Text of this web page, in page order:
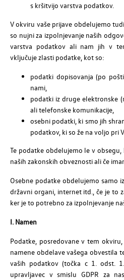
s kršitvijo varstva podatkov.
V okviru vaše prijave obdelujemo
so nujni za izpolnjevanje naših
varstva podatkov ali nam jih v
vključuje zlasti podatke, kot so:
podatki dopisovanja (po
nami,
podatki iz druge elektronske
ali telefonske komunikacije,
osebni podatki, ki smo jih
podatkov, ki so že na voljo pri
Te podatke obdelujemo le v
naših zakonskih obveznosti ali če
Osebne podatke obdelujemo samo
državni organi, internet itd., če je to
ker je to potrebno za izpolnjevanje
I. Namen
Podatke, posredovane v tem
namene obdelave vašega obvestila
vaših podatkov (točka c 1. odst.
upravljavec v smislu GDPR za